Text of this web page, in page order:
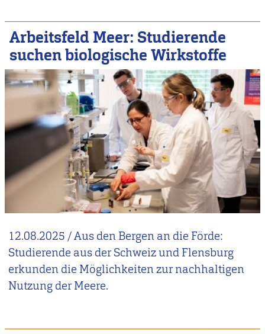
Arbeitsfeld Meer: Studierende
suchen biologische Wirkstoffe
12.08.2025 /Aus den Bergen an die Förde:
Studierende aus der Schweiz und Flensburg
erkunden die Möglichkeiten zur nachhaltigen
Nutzung der Meere.